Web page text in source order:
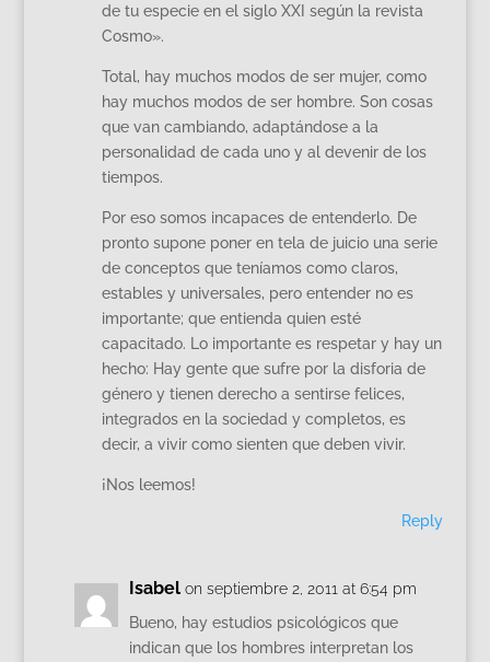
de tu especie en el siglo XXI según la revista
Cosmo».
Total, hay muchos modos de ser mujer, como
hay muchos modos de ser hombre. Son cosas
que van cambiando, adaptándose a la
personalidad de cada uno y al devenir de los
tiempos.
Por eso somos incapaces de entenderlo. De
pronto supone poner en tela de juicio una serie
de conceptos que teníamos como claros,
estables y universales, pero entender no es
importante; que entienda quien esté
capacitado. Lo importante es respetar y hay un
hecho: Hay gente que sufre por la disforia de
género y tienen derecho a sentirse felices,
integrados en la sociedad y completos, es
decir, a vivir como sienten que deben vivir.
¡Nos leemos!
Reply
Isabel on septiembre 2, 2011 at 6:54 pm
Bueno, hay estudios psicológicos que
indican que los hombres interpretan los